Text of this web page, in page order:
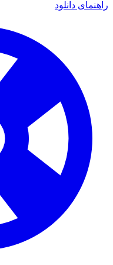
دانلود